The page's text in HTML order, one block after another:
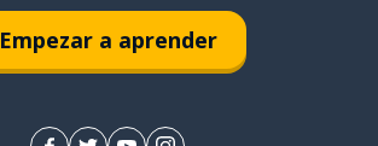
Empezar a aprender